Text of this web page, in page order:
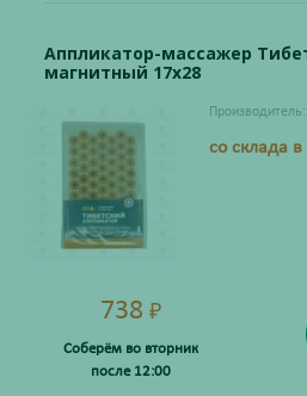
Аппликатор-массажер
магнитный 17х28
Производитель:
со склада
738 ₽
Соберём во вторник
после 12:00